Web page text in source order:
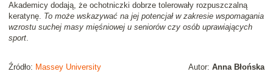
Akademicy dodają, że ochotniczki dobrze tolerowały rozpuszczalną
keratynę. To może wskazywać na jej potencjał w zakresie wspomagania
wzrostu suchej masy mięśniowej u seniorów czy osób uprawiających
sport.
Autor: Anna Błońska
Źródło: Massey University